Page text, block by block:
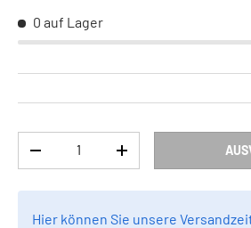
0 auf Lager
MENGE VERRINGERNMENGE ERHÖHEN
Hier können Sie unsere